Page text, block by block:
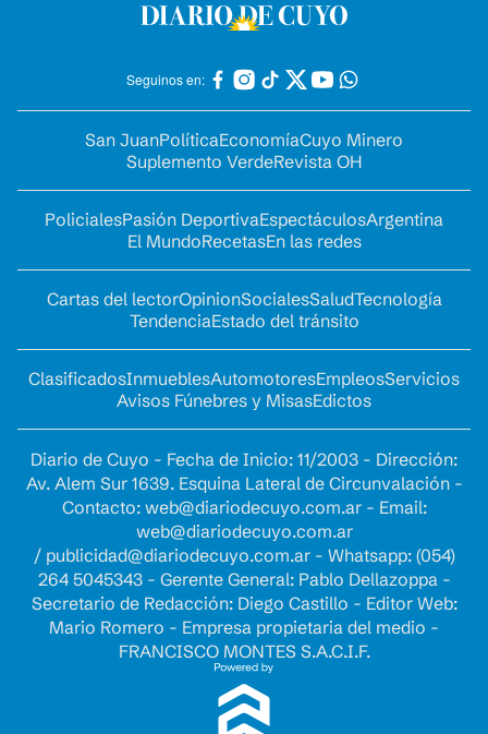
Seguinos en:
San JuanPolíticaEconomíaCuyo Minero
Suplemento VerdeRevista OH
PolicialesPasión DeportivaEspectáculosArgentina
El MundoRecetasEn las redes
Cartas del lectorOpinionSocialesSaludTecnología
TendenciaEstado del tránsito
ClasificadosInmueblesAutomotoresEmpleosServicios
Avisos Fúnebres y MisasEdictos
Diario de Cuyo - Fecha de Inicio: 11/2003 - Dirección:
Av. Alem Sur 1639. Esquina Lateral de Circunvalación -
Contacto: web@diariodecuyo.com.ar- Email:
web@diariodecuyo.com.ar
/ publicidad@diariodecuyo.com.ar- Whatsapp: (054)
264 5045343 - Gerente General: Pablo Dellazoppa -
Secretario de Redacción: Diego Castillo - Editor Web:
Mario Romero - Empresa propietaria del medio -
FRANCISCO MONTES S.A.C.I.F.